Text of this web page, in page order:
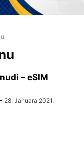
– eSIM
- 28. Januara 2021.